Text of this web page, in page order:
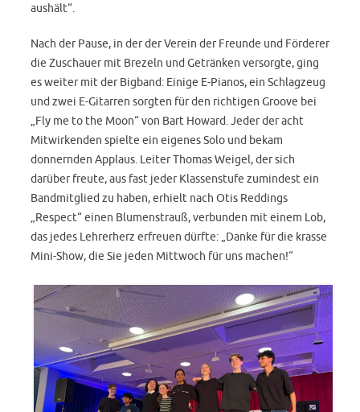
aushält“.
Nach der Pause, in der der Verein der Freunde und Förderer
die Zuschauer mit Brezeln und Getränken versorgte, ging
es weiter mit der Bigband: Einige E-Pianos, ein Schlagzeug
und zwei E-Gitarren sorgten für den richtigen Groove bei
„Fly me to the Moon“ von Bart Howard. Jeder der acht
Mitwirkenden spielte ein eigenes Solo und bekam
donnernden Applaus. Leiter Thomas Weigel, der sich
darüber freute, aus fast jeder Klassenstufe zumindest ein
Bandmitglied zu haben, erhielt nach Otis Reddings
„Respect“ einen Blumenstrauß, verbunden mit einem Lob,
das jedes Lehrerherz erfreuen dürfte: „Danke für die krasse
Mini-Show, die Sie jeden Mittwoch für uns machen!“